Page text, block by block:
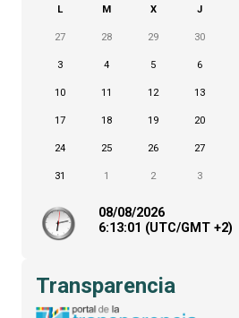
L M X J
27 28 29 30
3 4 5 6
10 11 12 13
17 18 19 20
24 25 26 27
31 1 2 3
08/08/2026
6:13:01 (UTC/GMT +2)
Transparencia